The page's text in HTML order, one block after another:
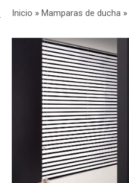
Inicio » Mamparas de ducha»